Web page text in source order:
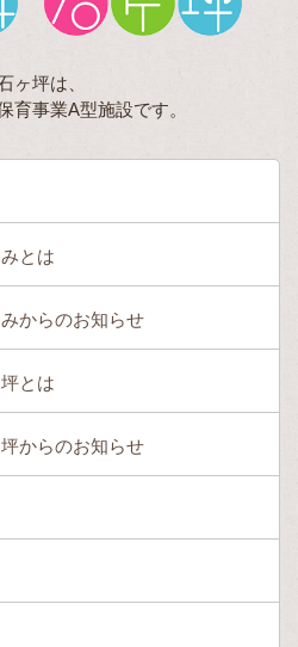
ヶ坪は、
育事業A型施設です。
とは
からのお知らせ
とは
からのお知らせ